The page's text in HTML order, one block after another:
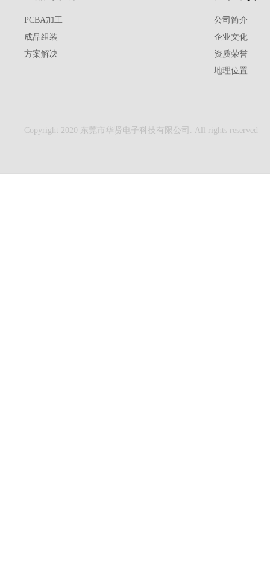
PCBA加工
成品组装
方案解决
公司简介
企业文化
资质荣誉
地理位置
Copyright 2020 东莞市华贤电子科技有限公司. All rights reserved